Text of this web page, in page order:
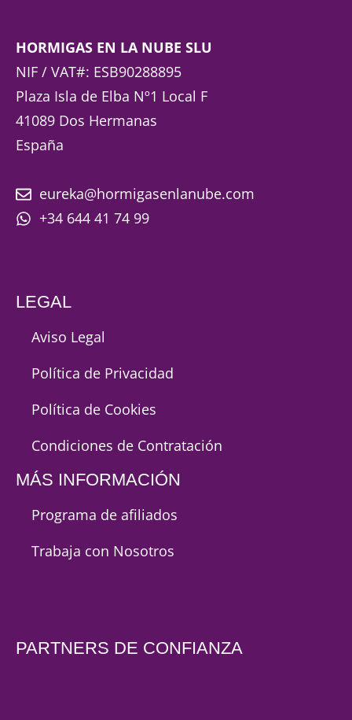
HORMIGAS EN LA NUBE SLU
NIF / VAT#: ESB90288895
Plaza Isla de Elba Nº1 Local F
41089 Dos Hermanas
España
eureka@hormigasenlanube.com
+34 644 41 74 99
LEGAL
Aviso Legal
Política de Privacidad
Política de Cookies
Condiciones de Contratación
MÁS INFORMACIÓN
Programa de afiliados
Trabaja con Nosotros
PARTNERS DE CONFIANZA